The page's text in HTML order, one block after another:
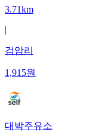
3.71km
|
검암리
1,915원
대박주유소